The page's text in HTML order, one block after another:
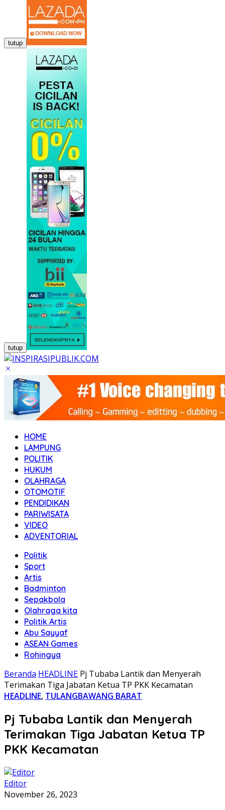
tutup
tutup
HOME
LAMPUNG
POLITIK
HUKUM
OLAHRAGA
OTOMOTIF
PENDIDIKAN
PARIWISATA
VIDEO
ADVENTORIAL
Politik
Sport
Artis
Badminton
Sepakbola
Olahraga kita
Politik Artis
Abu Sayyaf
ASEAN Games
Rohingya
Beranda HEADLINE Pj Tubaba Lantik dan Menyerah
Terimakan Tiga Jabatan Ketua TP PKK Kecamatan
HEADLINE, TULANGBAWANG BARAT
Pj Tubaba Lantik dan Menyerah
Terimakan Tiga Jabatan Ketua TP
PKK Kecamatan
Editor
November 26, 2023